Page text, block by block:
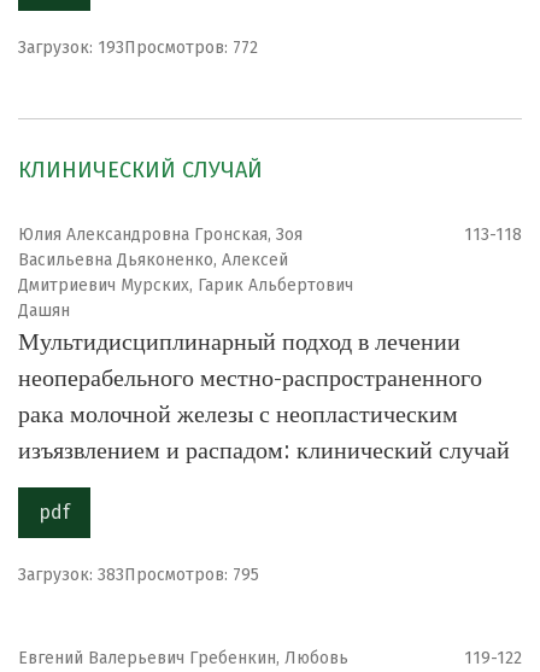
Загрузок: 193Просмотров: 772
КЛИНИЧЕСКИЙ СЛУЧАЙ
Юлия Александровна Гронская, Зоя
Васильевна Дьяконенко, Алексей
Дмитриевич Мурских, Гарик Альбертович
Дашян
113-118
Мультидисциплинарный подход в лечении
неоперабельного местно-распространенного
рака молочной железы с неопластическим
изъязвлением и распадом: клинический случай
pdf
Загрузок: 383Просмотров: 795
Евгений Валерьевич Гребенкин, Любовь
119-122